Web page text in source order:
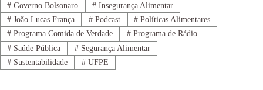
#Governo Bolsonaro #Insegurança Alimentar
#João Lucas França #Podcast # Políticas Alimentares
#Programa Comida de Verdade #Programa de Rádio
#Saúde Pública #Segurança Alimentar
#Sustentabilidade #UFPE